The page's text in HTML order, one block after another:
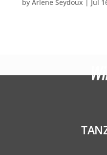
by Arlene Seydoux | Jul